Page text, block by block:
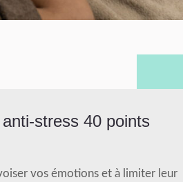
stress 40 points
vos émotions et à limiter leur